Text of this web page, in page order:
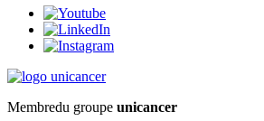
Membredu groupe unicancer